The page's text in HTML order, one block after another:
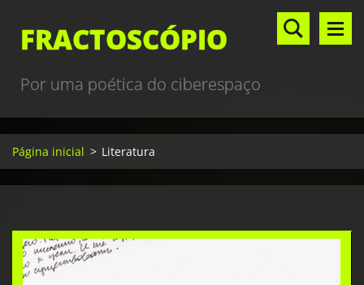
FRACTOSCÓPIO
Por uma poética do ciberespaço
Página inicial > Literatura